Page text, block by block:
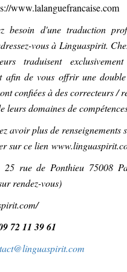
www.lalanguefrancaise.com
besoin d'une traduction
vous à Linguaspirit.
traduisent
afin de vous offrir une
confiées à des correcteurs /
leurs domaines de
avoir plus de renseignements
sur ce lien
25 rue de Ponthieu 75008
rendez-vous)
72 11 39 61